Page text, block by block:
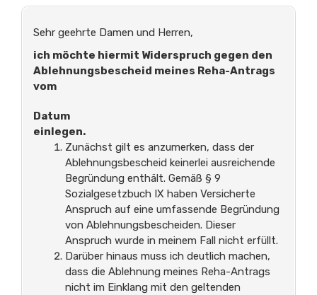
Sehr geehrte Damen und Herren,
ich möchte hiermit Widerspruch gegen den
Ablehnungsbescheid meines Reha-Antrags
vom
Datum
einlegen.
Zunächst gilt es anzumerken, dass der
Ablehnungsbescheid keinerlei ausreichende
Begründung enthält. Gemäß § 9
Sozialgesetzbuch IX haben Versicherte
Anspruch auf eine umfassende Begründung
von Ablehnungsbescheiden. Dieser
Anspruch wurde in meinem Fall nicht erfüllt.
Darüber hinaus muss ich deutlich machen,
dass die Ablehnung meines Reha-Antrags
nicht im Einklang mit den geltenden